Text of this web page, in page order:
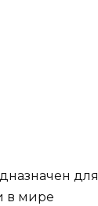
для
в мире